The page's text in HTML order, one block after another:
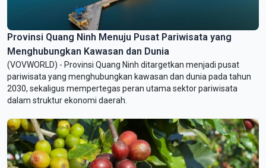
Provinsi Quang Ninh Menuju Pusat Pariwisata yang
Menghubungkan Kawasan dan Dunia
(VOVWORLD) - Provinsi Quang Ninh ditargetkan menjadi pusat
pariwisata yang menghubungkan kawasan dan dunia pada tahun
2030, sekaligus mempertegas peran utama sektor pariwisata
dalam struktur ekonomi daerah.